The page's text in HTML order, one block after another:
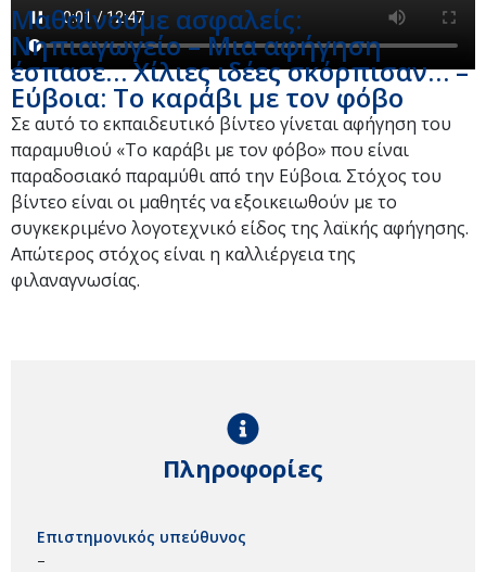
Μαθαίνουμε ασφαλείς:
Νηπιαγωγείο – Mια αφήγηση
έσπασε… Χίλιες ιδέες σκόρπισαν… –
Εύβοια: Το καράβι με τον φόβο
Σε αυτό το εκπαιδευτικό βίντεο γίνεται αφήγηση του
παραμυθιού «Το καράβι με τον φόβο» που είναι
παραδοσιακό παραμύθι από την Εύβοια. Στόχος του
βίντεο είναι οι μαθητές να εξοικειωθούν με το
συγκεκριμένο λογοτεχνικό είδος της λαϊκής αφήγησης.
Απώτερος στόχος είναι η καλλιέργεια της
φιλαναγνωσίας.
Πληροφορίες
Επιστημονικός υπεύθυνος
–